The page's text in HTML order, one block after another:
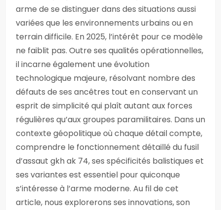
arme de se distinguer dans des situations aussi
variées que les environnements urbains ou en
terrain difficile. En 2025, l’intérêt pour ce modèle
ne faiblit pas. Outre ses qualités opérationnelles,
il incarne également une évolution
technologique majeure, résolvant nombre des
défauts de ses ancêtres tout en conservant un
esprit de simplicité qui plaît autant aux forces
régulières qu’aux groupes paramilitaires. Dans un
contexte géopolitique où chaque détail compte,
comprendre le fonctionnement détaillé du fusil
d’assaut gkh ak 74, ses spécificités balistiques et
ses variantes est essentiel pour quiconque
s’intéresse à l’arme moderne. Au fil de cet
article, nous explorerons ses innovations, son